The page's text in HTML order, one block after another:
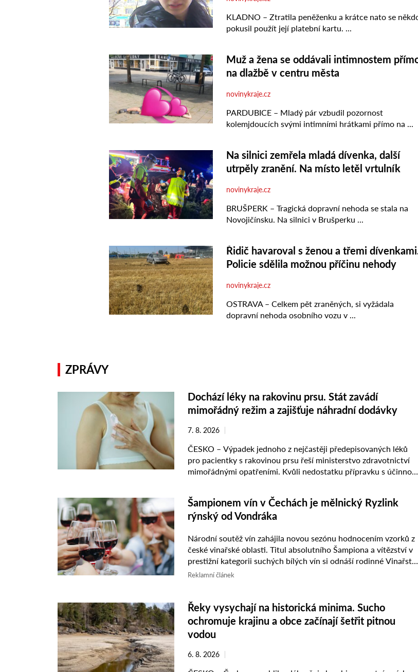
ZPRÁVY
Dochází léky na rakovinu prsu. Stát zavádí
mimořádný režim a zajišťuje náhradní dodávky
7. 8. 2026
ČESKO – Výpadek jednoho z nejčastěji předepisovaných léků
pro pacientky s rakovinou prsu řeší ministerstvo zdravotnictví
mimořádnými opatřeními. Kvůli nedostatku přípravku s účinnou
Šampionem vín v Čechách je mělnický Ryzlink
rýnský od Vondráka
Národní soutěž vín zahájila novou sezónu hodnocením vzorků z
české vinařské oblasti. Titul absolutního Šampiona a vítězství v
prestižní kategorii suchých bílých vín si odnáší rodinné Vinařství
Vondrák z Mělníka ...
Reklamní článek
Řeky vysychají na historická minima. Sucho
ochromuje krajinu a obce začínají šetřit pitnou
vodou
6. 8. 2026